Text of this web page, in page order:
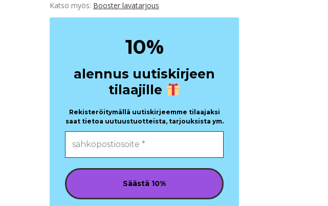
Katso myös: Booster lavatarjous
10%
alennus uutiskirjeen
tilaajille
Rekisteröitymällä uutiskirjeemme tilaajaksi
saat tietoa uutuustuotteista, tarjouksista ym.